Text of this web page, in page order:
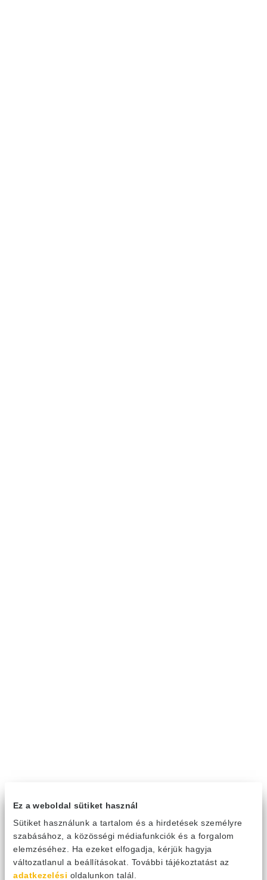
Ez a weboldal sütiket használ
Sütiket használunk a tartalom és a hirdetések személyre
szabásához, a közösségi médiafunkciók és a forgalom
elemzéséhez. Ha ezeket elfogadja, kérjük hagyja
változatlanul a beállításokat. További tájékoztatást az
adatkezelési oldalunkon talál.